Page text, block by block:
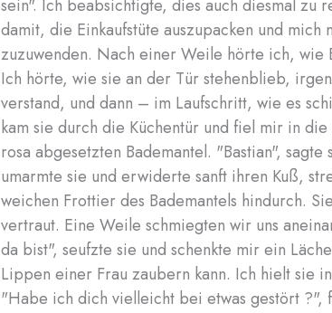
sein". Ich beabsichtigte, dies auch diesmal zu
damit, die Einkaufstüte auszupacken und
zuzuwenden. Nach einer Weile hörte ich, wie
Ich hörte, wie sie an der Tür stehenblieb,
verstand, und dann – im Laufschritt, wie es
kam sie durch die Küchentür und fiel mir in
rosa abgesetzten Bademantel. "Bastian",
umarmte sie und erwiderte sanft ihren Kuß,
weichen Frottier des Bademantels hindurch.
vertraut. Eine Weile schmiegten wir uns
da bist", seufzte sie und schenkte mir ein
Lippen einer Frau zaubern kann. Ich hielt sie
"Habe ich dich vielleicht bei etwas gestört ?",